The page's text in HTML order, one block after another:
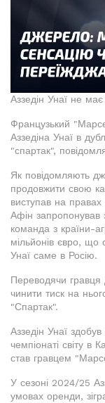
Аззедін Унаї не
Французький
Аззедіна Унаї в
"спартак",
Як повідомляють
продовжити свою
виступав на
Афін запропонував
команда з країни-
мільйонів євро, що
Унаї саме в Росію.
Переводячи гравця
чинити тиск на
"Спартак".
Аззедін Унаї
чемпіонаті світу в
став гравцем
У сезоні 2024/25
умовах оренди,